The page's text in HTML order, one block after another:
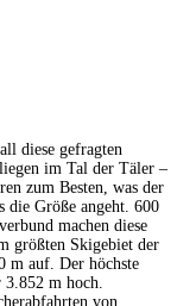
diese gefragten
im Tal der Täler –
zum Besten, was der
die Größe angeht. 600
machen diese
größten Skigebiet der
m auf. Der höchste
m hoch.
von